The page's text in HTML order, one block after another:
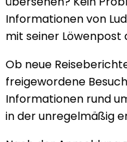
Informationen von
mit seiner Löwenpost
Ob neue
freigewordene
Informationen rund
in der unregelmäßig